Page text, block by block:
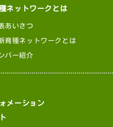
ネットワークとは
あいさつ
育種ネットワークとは
バー紹介
メーション